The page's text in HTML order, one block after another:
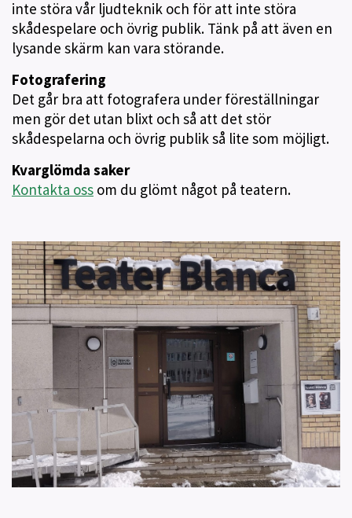
inte störa vår ljudteknik och för att inte störa
skådespelare och övrig publik. Tänk på att även en
lysande skärm kan vara störande.
Fotografering
Det går bra att fotografera under föreställningar
men gör det utan blixt och så att det stör
skådespelarna och övrig publik så lite som möjligt.
Kvarglömda saker
Kontakta oss om du glömt något på teatern.